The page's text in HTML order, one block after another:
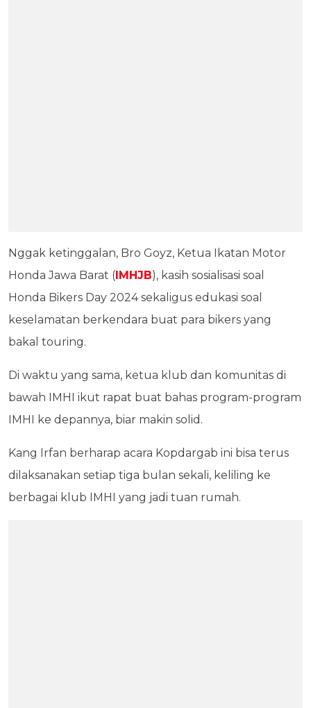
Nggak ketinggalan, Bro Goyz, Ketua Ikatan Motor
Honda Jawa Barat (IMHJB), kasih sosialisasi soal
Honda Bikers Day 2024 sekaligus edukasi soal
keselamatan berkendara buat para bikers yang
bakal touring.
Di waktu yang sama, ketua klub dan komunitas di
bawah IMHI ikut rapat buat bahas program-program
IMHI ke depannya, biar makin solid.
Kang Irfan berharap acara Kopdargab ini bisa terus
dilaksanakan setiap tiga bulan sekali, keliling ke
berbagai klub IMHI yang jadi tuan rumah.